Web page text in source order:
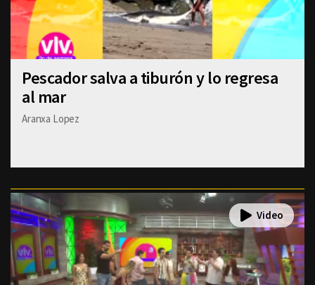
Pescador salva a tiburón y lo regresa
al mar
Aranxa Lopez